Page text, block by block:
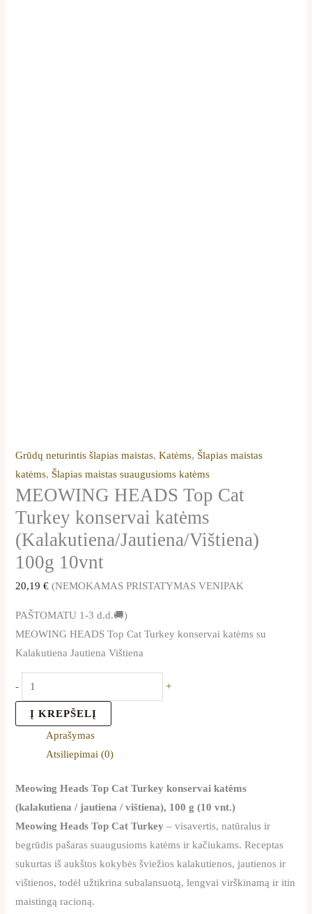
Grūdų neturintis šlapias maistas,Katėms, Šlapias maistas
katėms, Šlapias maistas suaugusioms katėms
MEOWING HEADS Top Cat
Turkey konservai katėms
(Kalakutiena/Jautiena/Vištiena)
100g 10vnt
20,19€ (NEMOKAMAS PRISTATYMAS VENIPAK
PAŠTOMATU 1-3 d.d.🚚)
MEOWING HEADS Top Cat Turkey konservai katėms su
Kalakutiena Jautiena Vištiena
- +
Į KREPŠELĮ
Aprašymas
Atsiliepimai (0)
Meowing Heads Top Cat Turkey konservai katėms
(kalakutiena / jautiena / vištiena), 100 g (10 vnt.)
Meowing Heads Top Cat Turkey – visavertis, natūralus ir
begrūdis pašaras suaugusioms katėms ir kačiukams. Receptas
sukurtas iš aukštos kokybės šviežios kalakutienos, jautienos ir
vištienos, todėl užtikrina subalansuotą, lengvai virškinamą ir itin
maistingą racioną.